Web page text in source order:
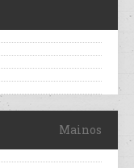
Mainos